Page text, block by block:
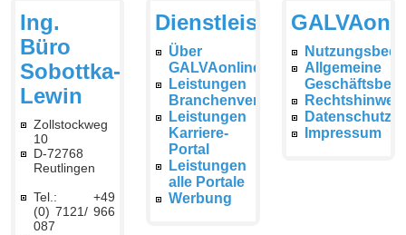
Ing.
Büro
Sobottka-
Lewin
Zollstockweg
10
D-72768
Reutlingen
Tel.: +49
(0) 7121/ 966
087
Dienstleistungen
Über
GALVAonline
Leistungen
Branchenverzeichnis
Leistungen
Karriere-
Portal
Leistungen
alle Portale
Werbung
Allgemeine
Impressum